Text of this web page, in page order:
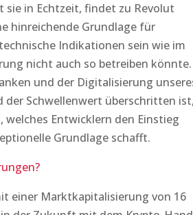
in Echtzeit, findet zu Revolut
hinreichende Grundlage für
Indikationen sein wie im
nicht auch so betreiben könnte.
und der Digitalisierung
der Schwellenwert überschritten ist,
welches Entwicklern den Einstieg
Grundlage schafft.
einer Marktkapitalisierung von 16